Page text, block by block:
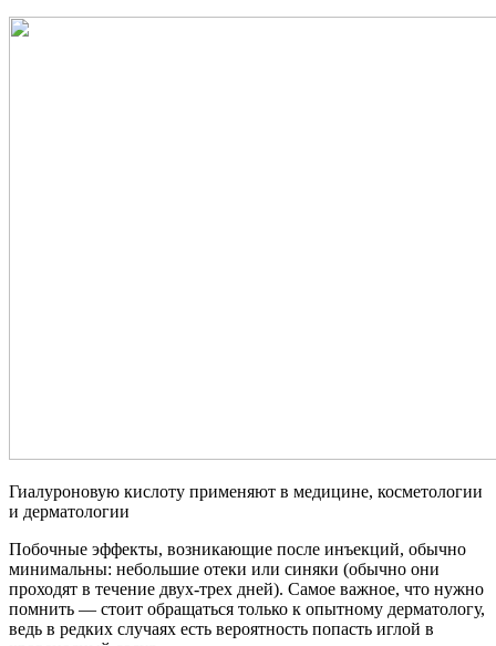
Гиалуроновую кислоту применяют в медицине, косметологии
и дерматологии
Побочные эффекты, возникающие после инъекций, обычно
минимальны: небольшие отеки или синяки (обычно они
проходят в течение двух-трех дней). Самое важное, что нужно
помнить — стоит обращаться только к опытному дерматологу,
ведь в редких случаях есть вероятность попасть иглой в